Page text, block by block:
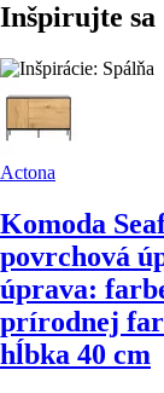
Inšpirujte sa
Actona
Komoda
povrchová
úprava:
prírodnej
hĺbka 40 cm